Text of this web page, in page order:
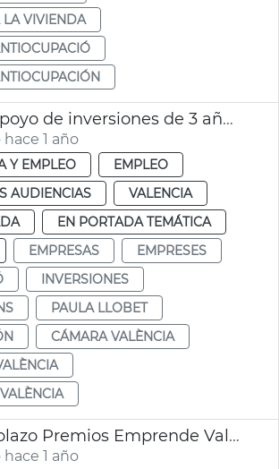
LA VIVIENDA
Balance apoyo de inversiones de 3 años en activo de Invest in València
1 año
Y EMPLEO
EMPLEO
AUDIENCIAS
VALENCIA
EN PORTADA TEMÁTICA
EMPRESAS
EMPRESES
INVERSIONES
PAULA LLOBET
CÁMARA VALÈNCIA
Apertura plazo Premios Emprende València Activa
1 año